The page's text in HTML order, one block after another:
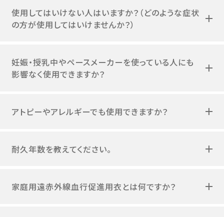
使用してはいけない人はいますか？（どのような症状
の方が使用してはいけませんか？）
妊娠・授乳中やペースメーカーを使っている人にも
影響なく使用できますか？
アトピーやアレルギーでも使用できますか？
耐久年数を教えてください。
家庭用遠赤外線血行促進用衣とは何ですか？